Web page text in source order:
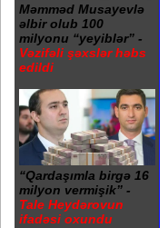
Məmməd Musayevlə
əlbir olub 100
milyonu “yeyiblər” -
Vəzifəli şəxslər həbs
edildi
“Qardaşımla birgə 16
milyon vermişik” -
Tale Heydərovun
ifadəsi oxundu